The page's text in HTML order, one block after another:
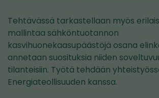
Tehtävässä tarkastellaan myös
mallintaa sähköntuotannon
kasvihuonekaasupäästöjä osana
annetaan suosituksia niiden
tilanteisiin. Työtä tehdään
Energiateollisuuden kanssa.